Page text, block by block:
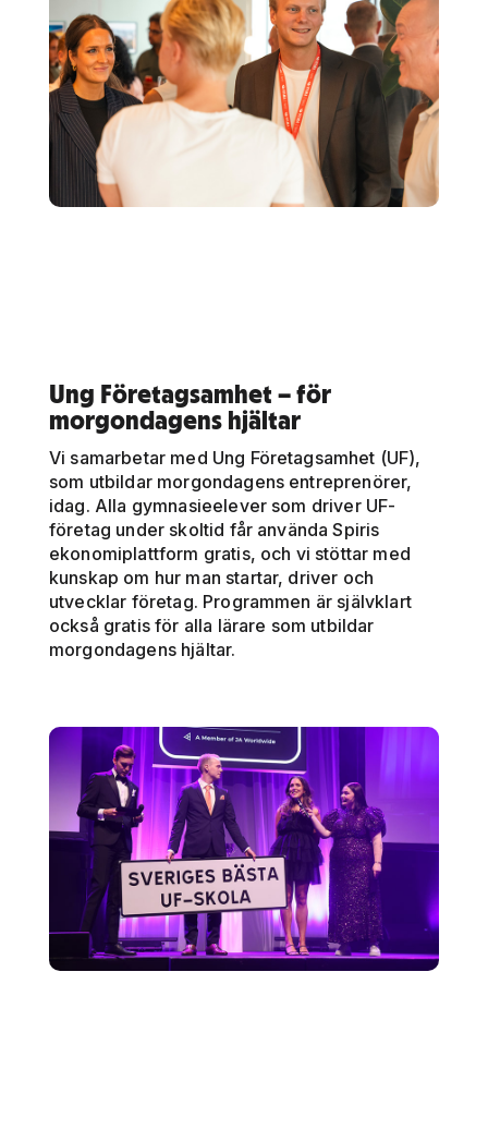
Ung Företagsamhet – för
morgondagens hjältar
Vi samarbetar med Ung Företagsamhet (UF),
som utbildar morgondagens entreprenörer,
idag. Alla gymnasieelever som driver UF-
företag under skoltid får använda Spiris
ekonomiplattform gratis, och vi stöttar med
kunskap om hur man startar, driver och
utvecklar företag. Programmen är självklart
också gratis för alla lärare som utbildar
morgondagens hjältar.